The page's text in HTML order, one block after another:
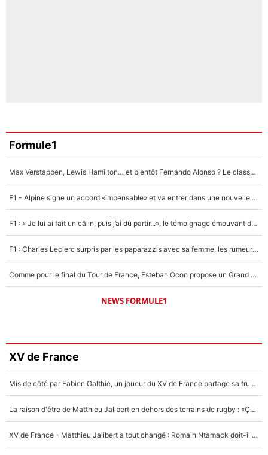
Formule1
Max Verstappen, Lewis Hamilton… et bientôt Fernando Alonso ? Le classement des pilotes les mieux payés en Formule 1 risque de changer !
F1 - Alpine signe un accord «impensable» et va entrer dans une nouvelle dimension : Grande nouvelle pour Pierre Gasly !
F1 : « Je lui ai fait un câlin, puis j’ai dû partir...», le témoignage émouvant de Max Verstappen sur sa fille
F1 : Charles Leclerc surpris par les paparazzis avec sa femme, les rumeurs étaient vraies !
Comme pour le final du Tour de France, Esteban Ocon propose un Grand Prix de Formule 1 à Paris : «Autour de l’Arc de Triomphe, ce serait génial» !
NEWS FORMULE1
XV de France
Mis de côté par Fabien Galthié, un joueur du XV de France partage sa frustration : «ils ne me l’ont pas dit tout de suite»
La raison d'être de Matthieu Jalibert en dehors des terrains de rugby : «Ça m'atteint autant que si tu touches à un membre de ma famille»
XV de France - Matthieu Jalibert a tout changé : Romain Ntamack doit-il s’inquiéter pour sa place à un an de la Coupe du monde ?